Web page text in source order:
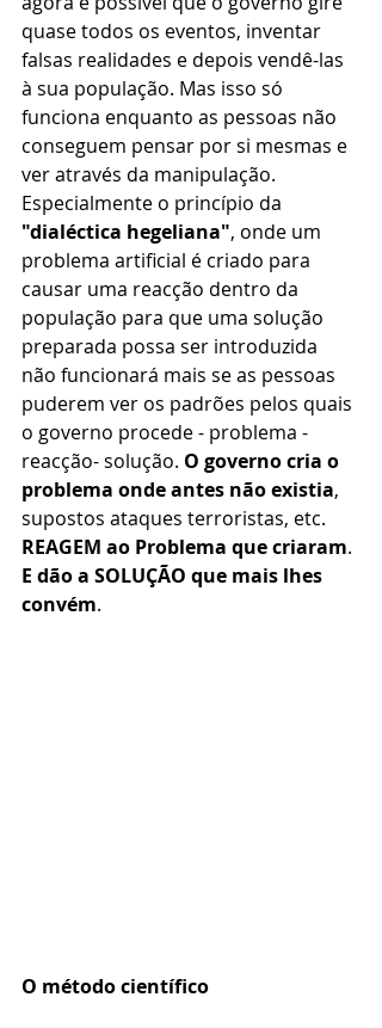
quase todos os eventos, inventar
falsas realidades e depois vendê-las
à sua população. Mas isso só
funciona enquanto as pessoas não
conseguem pensar por si mesmas e
ver através da manipulação.
Especialmente o princípio da
"dialéctica hegeliana", onde um
problema artificial é criado para
causar uma reacção dentro da
população para que uma solução
preparada possa ser introduzida
não funcionará mais se as pessoas
puderem ver os padrões pelos quais
o governo procede - problema -
reacção- solução. O governo cria o
problema onde antes não existia,
supostos ataques terroristas, etc.
REAGEM ao Problema que criaram.
E dão a SOLUÇÃO que mais lhes
convém.
O método científico